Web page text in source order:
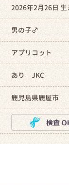
2026年2月26日 生
男の子♂
アプリコット
あり JKC
鹿児島県鹿屋市